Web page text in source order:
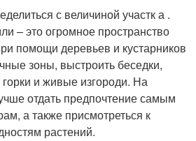
с величиной участк а .
– это огромное пространство
помощи деревьев и кустарников
зоны, выстроить беседки,
и живые изгороди. На
отдать предпочтение самым
а также присмотреться к
растений.